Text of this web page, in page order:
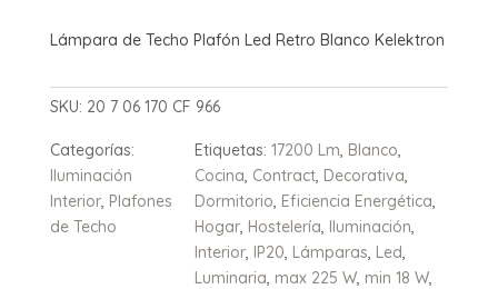
Lámpara de Techo Plafón Led Retro Blanco Kelektron
SKU: 20 7 06 170 CF 966
Categorías:
Iluminación
Interior, Plafones
de Techo
Etiquetas: 17200 Lm Blanco
Cocina Contract, Decorativa
Dormitorio Eficiencia Energética
Hogar, Hostelería Iluminación
Interior, IP20 Lámparas Led
Luminaria max 225 W, min 18 W,